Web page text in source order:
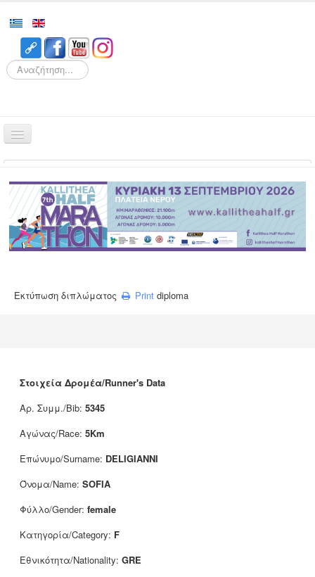
Search
Αγώνες
Διοργάνωση
Εθελοντισμός
Αποτελέσματα
Εκτύπωση διπλώματος Print diploma
Στοιχεία Δρομέα/Runner's Data
Αρ. Συμμ./Bib: 5345
Αγώνας/Race: 5Km
Επώνυμο/Surname: DELIGIANNI
Όνομα/Name: SOFIA
Φύλλο/Gender: female
Κατηγορία/Category: F
Εθνικότητα/Nationality: GRE